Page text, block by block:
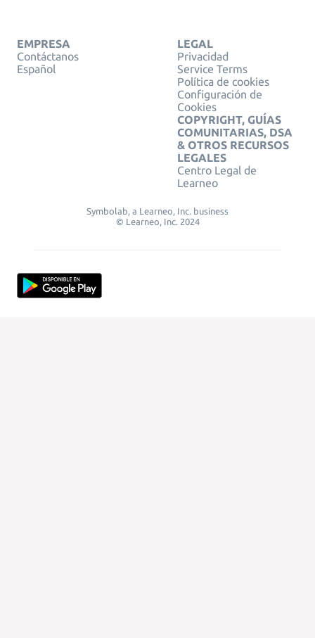
EMPRESA
Contáctanos
Español
LEGAL
Privacidad
Service Terms
Política de cookies
Configuración de
Cookies
COPYRIGHT, GUÍAS
COMUNITARIAS, DSA
& OTROS RECURSOS
LEGALES
Centro Legal de
Learneo
Symbolab, a Learneo, Inc. business
© Learneo, Inc. 2024